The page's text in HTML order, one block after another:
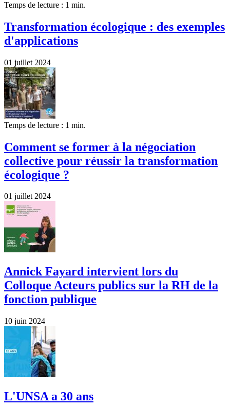
Temps de lecture : 1 min.
Transformation écologique : des exemples
d'applications
01 juillet 2024
Temps de lecture : 1 min.
Comment se former à la négociation
collective pour réussir la transformation
écologique ?
01 juillet 2024
Annick Fayard intervient lors du
Colloque Acteurs publics sur la RH de la
fonction publique
10 juin 2024
L'UNSA a 30 ans